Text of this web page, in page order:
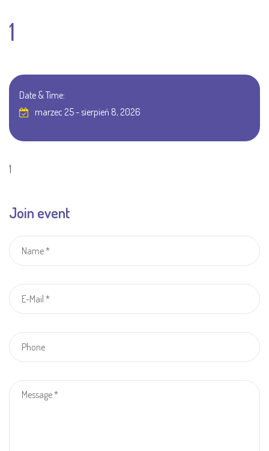
1
Date & Time:
marzec 25 - sierpień 8, 2026
1
Join event